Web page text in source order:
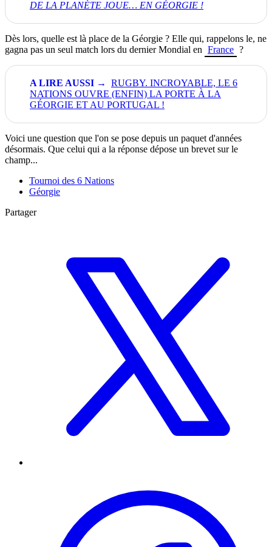
DE LA PLANÈTE JOUE… EN GÉORGIE !
Dès lors, quelle est là place de la Géorgie ? Elle qui, rappelons le, ne
gagna pas un seul match lors du dernier Mondial en France ?
RUGBY. INCROYABLE, LE 6
NATIONS OUVRE (ENFIN) LA PORTE À LA
GÉORGIE ET AU PORTUGAL !
Voici une question que l'on se pose depuis un paquet d'années
désormais. Que celui qui a la réponse dépose un brevet sur le
champ...
Tournoi des 6 Nations
Géorgie
Partager